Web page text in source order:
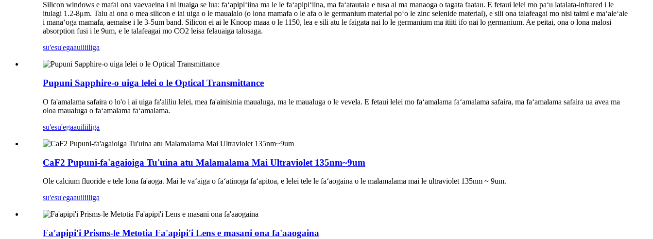
Silicon windows e mafai ona vaevaeina i ni ituaiga se lua: faʻapipiʻiina ma le le faʻapipiʻiina, ma faʻatautaia e tusa ai ma manaoga o tagata faatau. E fetaui lelei mo paʻu latalata-infrared i le
itulagi 1.2-8μm. Talu ai ona o mea silicon e iai uiga o le maualalo (o lona mamafa o le afa o le germanium material poʻo le zinc selenide material), e sili ona talafeagai mo nisi taimi e maʻaleʻale
i manaʻoga mamafa, aemaise i le 3-5um band. Silicon ei ai le Knoop maaa o le 1150, lea e sili atu le faigata nai lo le germanium ma itiiti ifo nai lo germanium. Ae peitai, ona o lona malosi
absorption fusi i le 9um, e le talafeagai mo CO2 leisa felauaiga talosaga.
su'esu'egaauiliiliga
Pupuni Sapphire-o uiga lelei o le Optical Transmittance
O fa'amalama safaira o lo'o i ai uiga fa'aliliu lelei, mea fa'ainisinia maualuga, ma le maualuga o le vevela. E fetaui lelei mo faʻamalama faʻamalama safaira, ma faʻamalama safaira ua avea ma
oloa maualuga o faʻamalama faʻamalama.
su'esu'egaauiliiliga
CaF2 Pupuni-fa'agaioiga Tu'uina atu Malamalama Mai Ultraviolet 135nm~9um
Ole calcium fluoride e tele lona fa'aoga. Mai le vaʻaiga o faʻatinoga faʻapitoa, e lelei tele le faʻaogaina o le malamalama mai le ultraviolet 135nm ~ 9um.
su'esu'egaauiliiliga
Fa'apipi'i Prisms-le Metotia Fa'apipi'i Lens e masani ona fa'aaogaina